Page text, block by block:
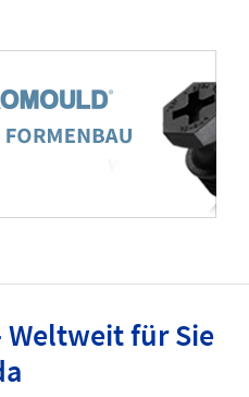
Weltweit für Sie